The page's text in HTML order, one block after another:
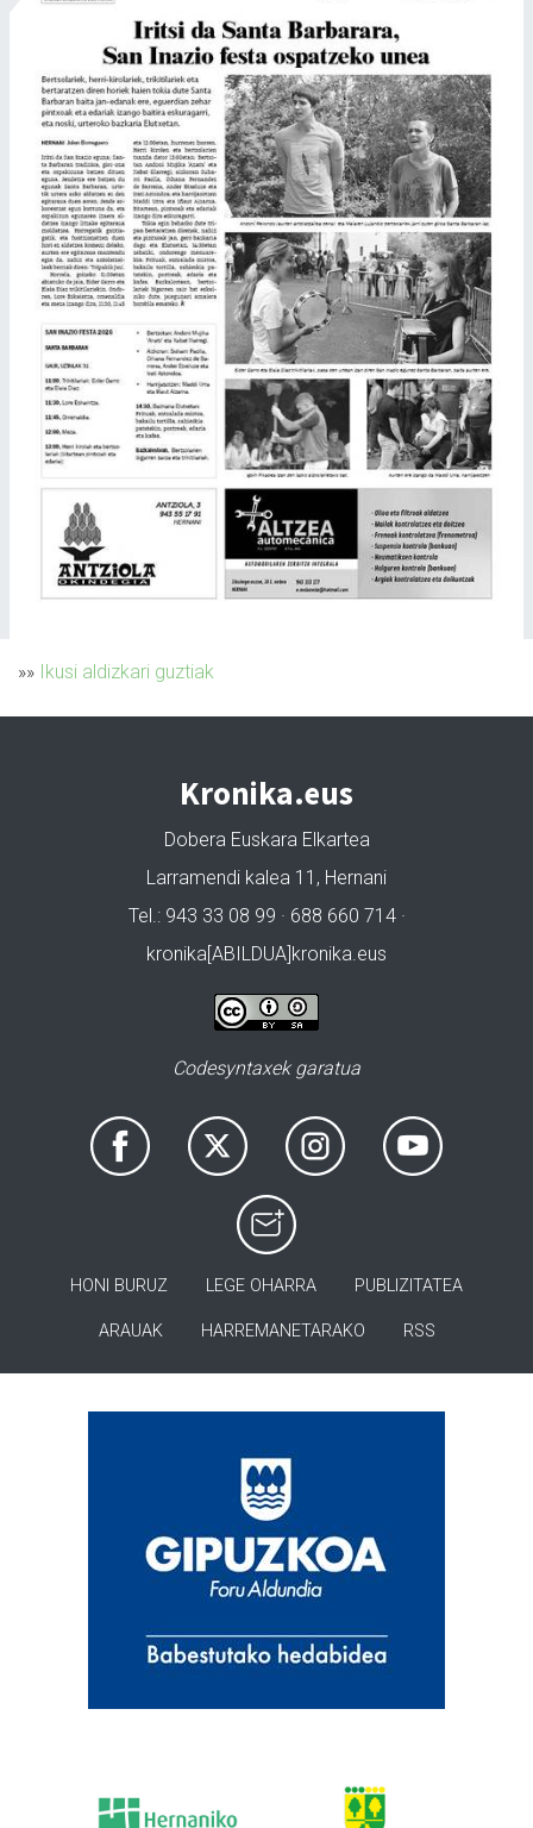
»» Ikusi aldizkari guztiak
Kronika.eus
Dobera Euskara Elkartea
Larramendi kalea 11, Hernani
Tel.: 943 33 08 99 · 688 660 714 ·
kronika[ABILDUA]kronika.eus
Codesyntaxek garatua
HONI BURUZ LEGE OHARRA PUBLIZITATEA
ARAUAK HARREMANETARAKO RSS